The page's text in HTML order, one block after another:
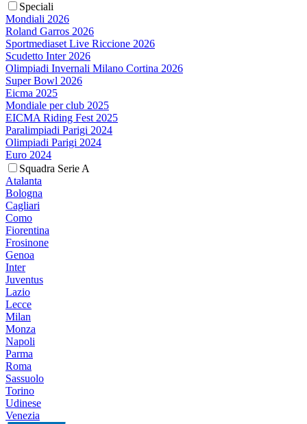
Speciali
Mondiali 2026
Roland Garros 2026
Sportmediaset Live Riccione 2026
Scudetto Inter 2026
Olimpiadi Invernali Milano Cortina 2026
Super Bowl 2026
Eicma 2025
Mondiale per club 2025
EICMA Riding Fest 2025
Paralimpiadi Parigi 2024
Olimpiadi Parigi 2024
Euro 2024
Squadra Serie A
Atalanta
Bologna
Cagliari
Como
Fiorentina
Frosinone
Genoa
Inter
Juventus
Lazio
Lecce
Milan
Monza
Napoli
Parma
Roma
Sassuolo
Torino
Udinese
Venezia